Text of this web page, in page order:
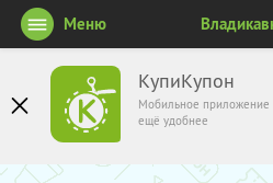
КупиКупон
Мобильное приложение
ещё удобнее
Меню